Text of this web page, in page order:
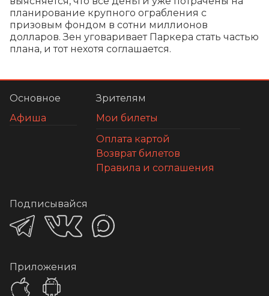
планирование крупного ограбления с
призовым фондом в сотни миллионов
долларов. Зен уговаривает Паркера стать частью
плана, и тот нехотя соглашается.
Основное
Афиша
Зрителям
Мои билеты
Оплата картой
Возврат билетов
Правила и соглашения
Подписывайся
Приложения